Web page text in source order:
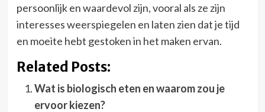
persoonlijk en waardevol zijn, vooral als ze zijn
interesses weerspiegelen en laten zien dat je tijd
en moeite hebt gestoken in het maken ervan.
Related Posts:
Wat is biologisch eten en waarom zou je
ervoor kiezen?